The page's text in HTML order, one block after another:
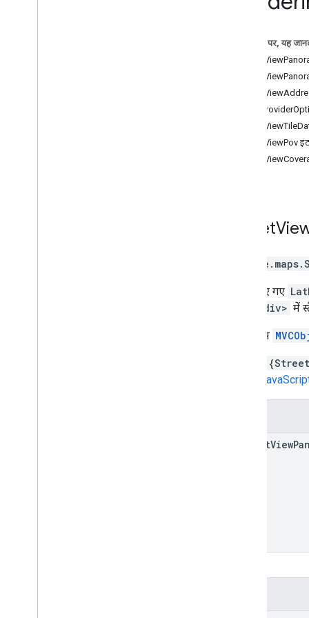
इस पेज पर, यह
StreetViewPov
Street
google.maps.
किसी दिए गए
<div> में
यह क्लास
const
Maps
StreetView